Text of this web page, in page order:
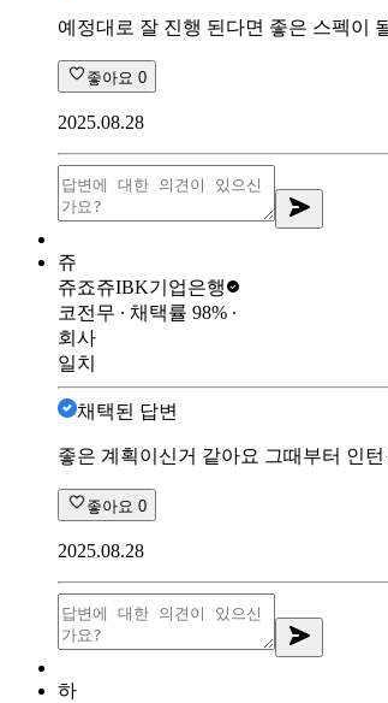
예정대로 잘 진행 된다면 좋은 스펙이
좋아요 0
2025.08.28
쥬
쥬죠쥬IBK기업은행
코전무 ∙ 채택률 98% ∙
회사
일치
채택된 답변
좋은 계획이신거 같아요 그때부터 인
좋아요 0
2025.08.28
하